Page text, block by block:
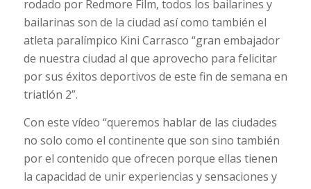
rodado por Redmore Film, todos los bailarines y
bailarinas son de la ciudad así como también el
atleta paralímpico Kini Carrasco “gran embajador
de nuestra ciudad al que aprovecho para felicitar
por sus éxitos deportivos de este fin de semana en
triatlón 2”.
Con este vídeo “queremos hablar de las ciudades
no solo como el continente que son sino también
por el contenido que ofrecen porque ellas tienen
la capacidad de unir experiencias y sensaciones y